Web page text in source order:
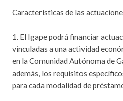
Características de las
1. El Igape podrá financiar
vinculadas a una actividad
en la Comunidad Autónoma de
además, los requisitos
para cada modalidad de